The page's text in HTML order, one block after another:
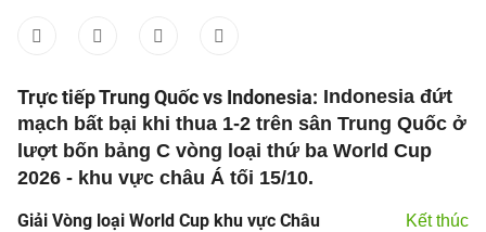
Trực tiếp Trung Quốc vs Indonesia: Indonesia đứt
mạch bất bại khi thua 1-2 trên sân Trung Quốc ở
lượt bốn bảng C vòng loại thứ ba World Cup
2026 - khu vực châu Á tối 15/10.
Giải Vòng loại World Cup khu vực Châu
Kết thúc